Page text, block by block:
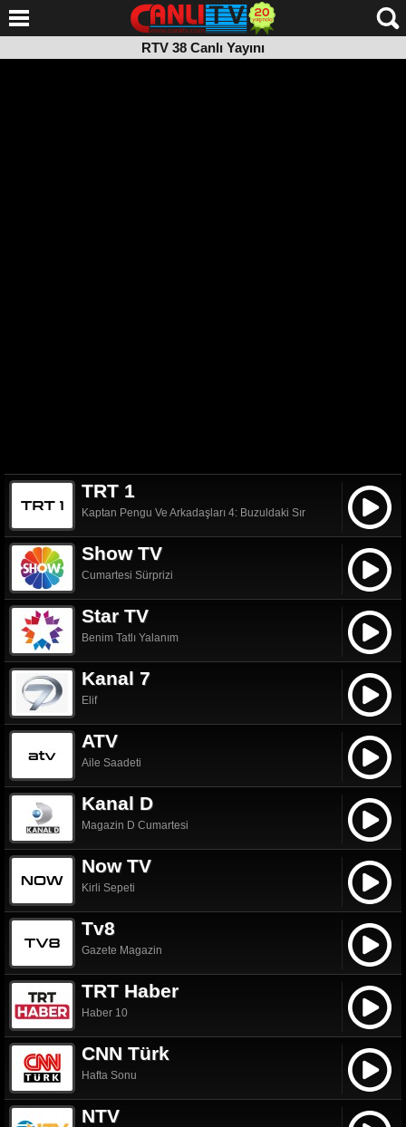
RTV 38 Canlı Yayını
TRT 1
Kaptan Pengu Ve Arkadaşları 4: Buzuldaki Sır
Show TV
Cumartesi Sürprizi
Star TV
Benim Tatlı Yalanım
Kanal 7
Elif
ATV
Aile Saadeti
Kanal D
Magazin D Cumartesi
Now TV
Kirli Sepeti
Tv8
Gazete Magazin
TRT Haber
Haber 10
CNN Türk
Hafta Sonu
NTV